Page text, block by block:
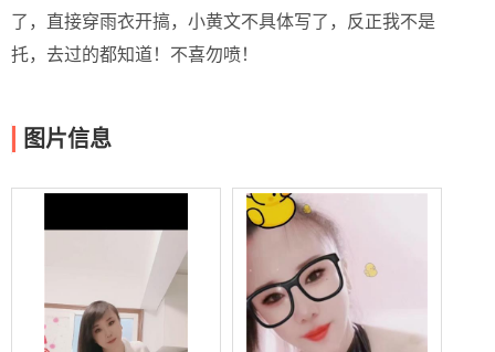
了，直接穿雨衣开搞，小黄文不具体写了，反正我不是
托，去过的都知道！不喜勿喷！
图片信息